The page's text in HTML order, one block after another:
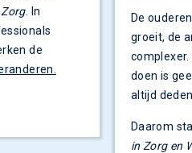
. In
de
De
groeit, de
doen is
altijd
Daarom
in Zorg en